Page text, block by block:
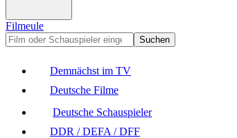
Filmeule
Suchen
Demnächst im TV
Deutsche Filme
Deutsche Schauspieler
DDR / DEFA / DFF